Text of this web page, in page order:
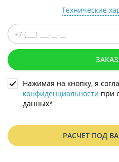
Технические
Нажимая на кнопку, я
конфиденциальности при
данных*
РАСЧЕТ ПОД